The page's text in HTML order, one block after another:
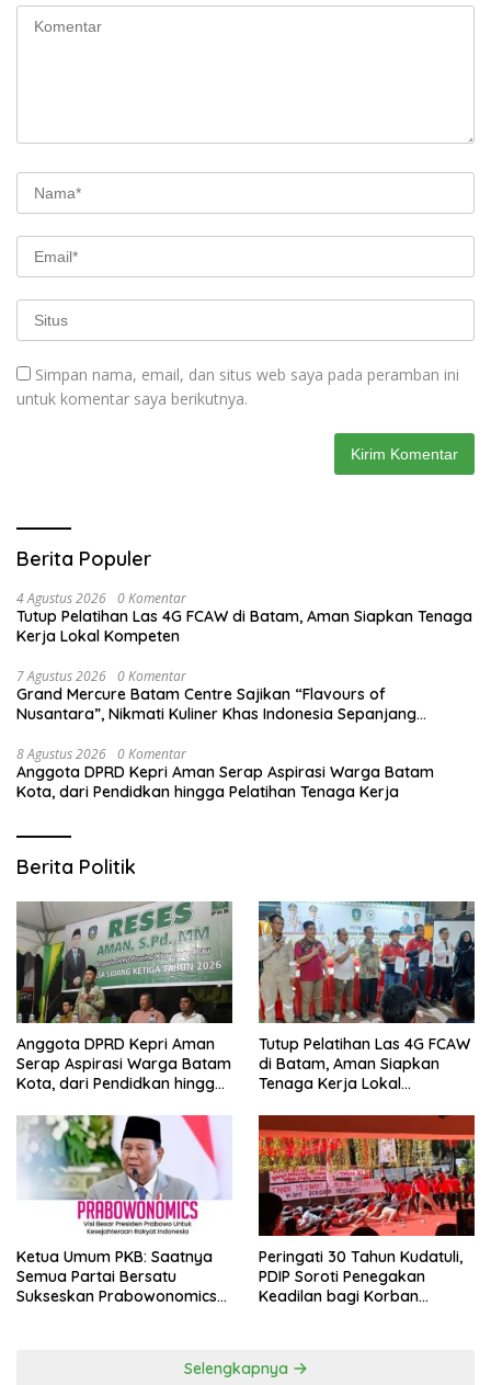
Simpan nama, email, dan situs web saya pada peramban ini
untuk komentar saya berikutnya.
Berita Populer
4 Agustus 2026 0 Komentar
Tutup Pelatihan Las 4G FCAW di Batam, Aman Siapkan Tenaga
Kerja Lokal Kompeten
7 Agustus 2026 0 Komentar
Grand Mercure Batam Centre Sajikan “Flavours of
Nusantara”, Nikmati Kuliner Khas Indonesia Sepanjang
8 Agustus 2026 0 Komentar
Anggota DPRD Kepri Aman Serap Aspirasi Warga Batam
Kota, dari Pendidkan hingga Pelatihan Tenaga Kerja
Berita Politik
Anggota DPRD Kepri Aman
Serap Aspirasi Warga Batam
Kota, dari Pendidkan hingga
Tutup Pelatihan Las 4G FCAW
di Batam, Aman Siapkan
Tenaga Kerja Lokal
Ketua Umum PKB: Saatnya
Semua Partai Bersatu
Sukseskan Prabowonomics
Peringati 30 Tahun Kudatuli,
PDIP Soroti Penegakan
Keadilan bagi Korban
Selengkapnya